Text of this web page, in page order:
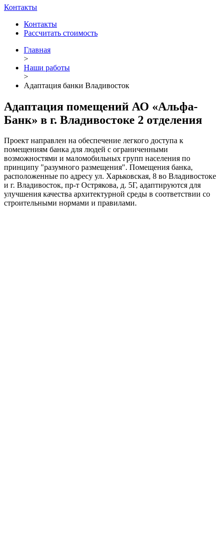
Контакты
Контакты
Рассчитать стоимость
Главная
>
Наши работы
>
Адаптация банки Владивосток
Адаптация помещений АО «Альфа-
Банк» в г. Владивостоке 2 отделения
Проект направлен на обеспечение легкого доступа к
помещениям банка для людей с ограниченными
возможностями и маломобильных групп населения по
принципу "разумного размещения". Помещения банка,
расположенные по адресу ул. Харьковская, 8 во Владивостоке
и г. Владивосток, пр-т Острякова, д. 5Г, адаптируются для
улучшения качества архитектурной среды в соответствии со
строительными нормами и правилами.